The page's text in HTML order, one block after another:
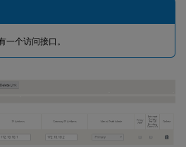
一个访问接口。